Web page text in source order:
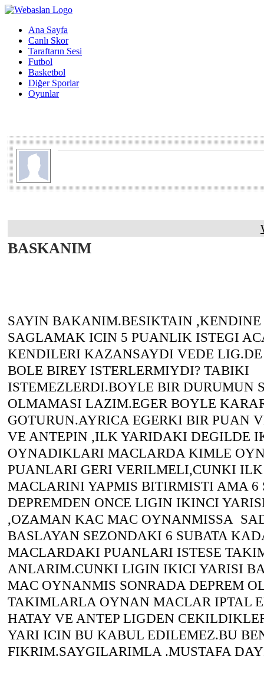
Ana Sayfa
Canlı Skor
Taraftarın Sesi
Futbol
Basketbol
Diğer Sporlar
Oyunlar
BASKANIM
SAYIN BAKANIM.BESIKTAIN ,KENDINE
SAGLAMAK ICIN 5 PUANLIK ISTEGI
KENDILERI KAZANSAYDI VEDE
BOLE BIREY ISTERLERMIYDI? TABIKI
ISTEMEZLERDI.BOYLE BIR DURUMUN
OLMAMASI LAZIM.EGER BOYLE
GOTURUN.AYRICA EGERKI BIR PUAN
VE ANTEPIN ,ILK YARIDAKI DEGILDE
OYNADIKLARI MACLARDA KIMLE
PUANLARI GERI VERILMELI,CUNKI
MACLARINI YAPMIS BITIRMISTI AMA 6
DEPREMDEN ONCE LIGIN IKINCI
,OZAMAN KAC MAC OYNANMISSA
BASLAYAN SEZONDAKI 6 SUBATA
MACLARDAKI PUANLARI ISTESE
ANLARIM.CUNKI LIGIN IKICI YARISI
MAC OYNANMIS SONRADA DEPREM
TAKIMLARLA OYNAN MACLAR IPTAL
HATAY VE ANTEP LIGDEN
YARI ICIN BU KABUL EDILEMEZ.BU
FIKRIM.SAYGILARIMLA .MUSTAFA